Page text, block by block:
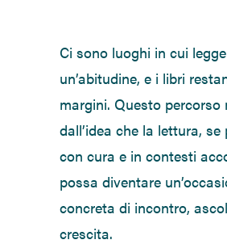
Ci sono luoghi in cui
un’abitudine, e i libri
margini. Questo percorso
dall’idea che la lettura,
con cura e in contesti
possa diventare
concreta di incontro,
crescita.